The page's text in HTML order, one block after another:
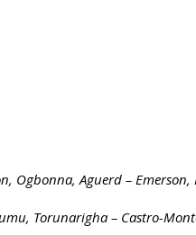
Ogbonna, Aguerd –
Torunarigha – Castro-